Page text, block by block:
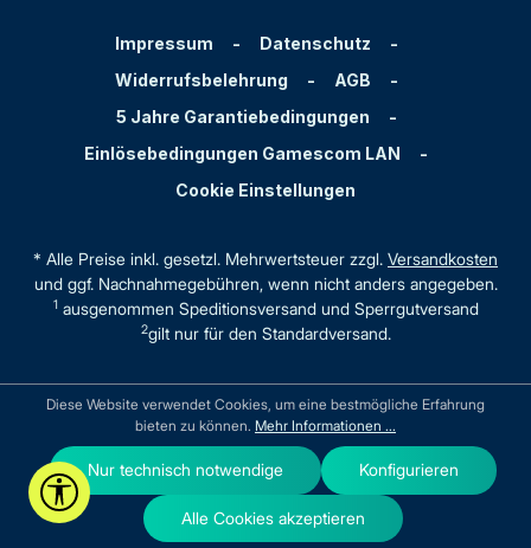
Impressum - Datenschutz
-
Widerrufsbelehrung
- AGB
-
5 Jahre Garantiebedingungen
-
Einlösebedingungen Gamescom LAN
-
Cookie Einstellungen
* Alle Preise inkl. gesetzl. Mehrwertsteuer zzgl. Versandkosten
und ggf. Nachnahmegebühren, wenn nicht anders angegeben.
1ausgenommen Speditionsversand und Sperrgutversand
2gilt nur für den Standardversand.
Werkzeugleiste anzeigen
Diese Website verwendet Cookies, um eine bestmögliche Erfahrung
bieten zu können. Mehr Informationen ...
Nur technisch notwendige Konfigurieren
Alle Cookies akzeptieren